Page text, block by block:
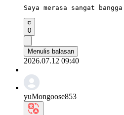
Saya merasa sangat
0
Menulis balasan
2026.07.12 09:40
yuMongoose853